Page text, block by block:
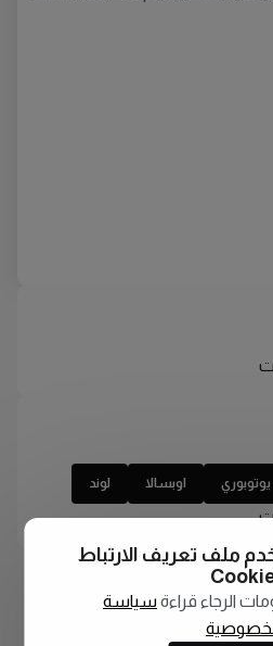
يوتوبوري اوبسالا لوند
ملف تعريف الارتباط
الرجاء قراءة سياسة